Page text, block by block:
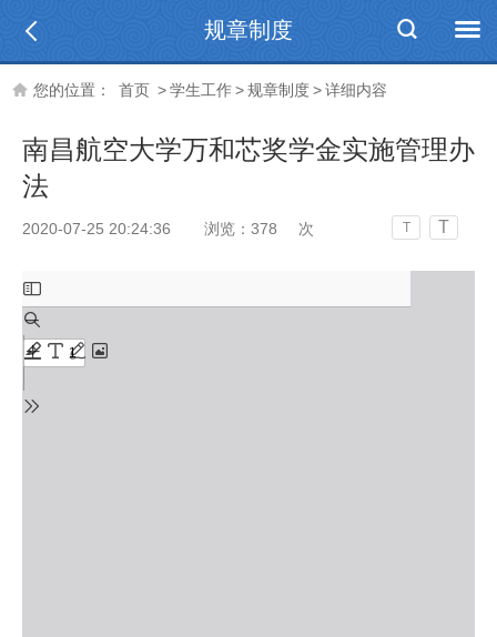
规章制度
您的位置： 首页 >学生工作>规章制度>详细内容
南昌航空大学万和芯奖学金实施管理办
法
2020-07-25 20:24:36 浏览： 378 次 T T